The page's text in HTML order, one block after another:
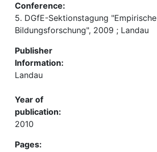
Conference:
5. DGfE-Sektionstagung "Empirische
Bildungsforschung", 2009 ; Landau
Publisher
Information:
Landau
Year of
publication:
2010
Pages: